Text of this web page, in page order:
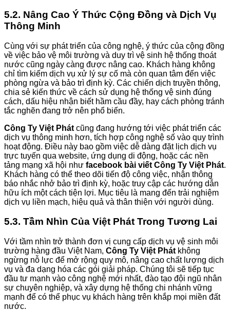
5.2. Nâng Cao Ý Thức Cộng Đồng và Dịch Vụ
Thông Minh
Cùng với sự phát triển của công nghệ, ý thức của cộng đồng
về việc bảo vệ môi trường và duy trì vệ sinh hệ thống thoát
nước cũng ngày càng được nâng cao. Khách hàng không
chỉ tìm kiếm dịch vụ xử lý sự cố mà còn quan tâm đến việc
phòng ngừa và bảo trì định kỳ. Các chiến dịch truyền thông,
chia sẻ kiến thức về cách sử dụng hệ thống vệ sinh đúng
cách, dấu hiệu nhận biết hầm cầu đầy, hay cách phòng tránh
tắc nghẽn đang trở nên phổ biến.
Công Ty Việt Phát cũng đang hướng tới việc phát triển các
dịch vụ thông minh hơn, tích hợp công nghệ số vào quy trình
hoạt động. Điều này bao gồm việc dễ dàng đặt lịch dịch vụ
trực tuyến qua website, ứng dụng di động, hoặc các nền
tảng mạng xã hội như facebook bài viết Công Ty Việt Phát.
Khách hàng có thể theo dõi tiến độ công việc, nhận thông
báo nhắc nhở bảo trì định kỳ, hoặc truy cập các hướng dẫn
hữu ích một cách tiện lợi. Mục tiêu là mang đến trải nghiệm
dịch vụ liền mạch, hiệu quả và thân thiện với người dùng.
5.3. Tầm Nhìn Của Việt Phát Trong Tương Lai
Với tầm nhìn trở thành đơn vị cung cấp dịch vụ vệ sinh môi
trường hàng đầu Việt Nam, Công Ty Việt Phát không
ngừng nỗ lực để mở rộng quy mô, nâng cao chất lượng dịch
vụ và đa dạng hóa các gói giải pháp. Chúng tôi sẽ tiếp tục
đầu tư mạnh vào công nghệ mới nhất, đào tạo đội ngũ nhân
sự chuyên nghiệp, và xây dựng hệ thống chi nhánh vững
mạnh để có thể phục vụ khách hàng trên khắp mọi miền đất
nước.